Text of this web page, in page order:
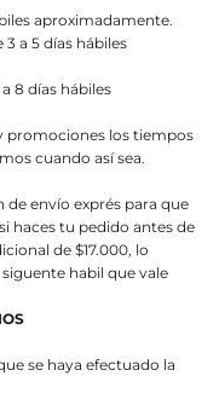
aproximadamente.
a 5 días hábiles
8 días hábiles
promociones los tiempos
cuando así sea.
de envío exprés para que
haces tu pedido antes de
de $17.000, lo
habil que vale
se haya efectuado la